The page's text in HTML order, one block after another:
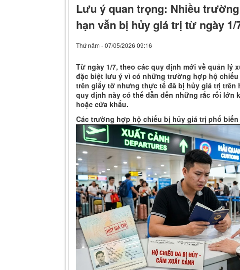
Lưu ý quan trọng: Nhiều
hạn vẫn bị hủy giá trị từ ngày 1/
Thứ năm - 07/05/2026 09:16
Từ ngày 1/7, theo các quy định mới về quản lý
đặc biệt lưu ý vì có những trường hợp hộ
trên giấy tờ nhưng thực tế đã bị hủy giá trị trên
quy định này có thể dẫn đến những rắc rối lớn
hoặc cửa khẩu.
Các trường hợp hộ chiếu bị hủy giá trị phổ biến